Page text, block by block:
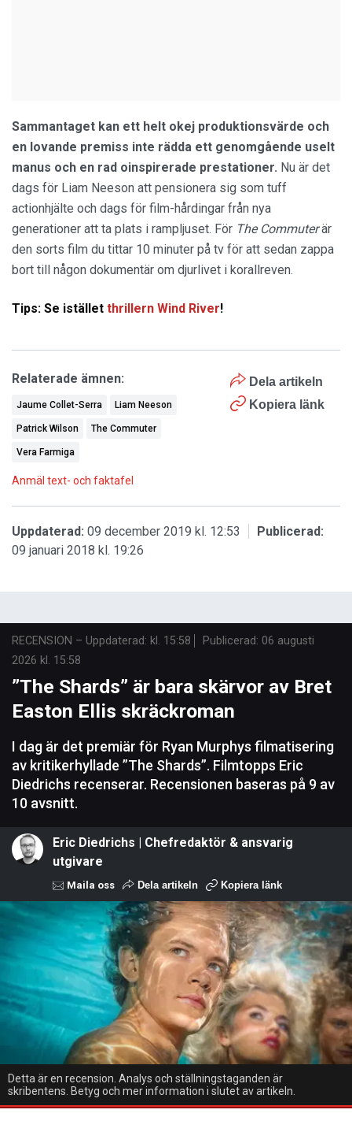
Sammantaget kan ett helt okej produktionsvärde och
en lovande premiss inte rädda ett genomgående uselt
manus och en rad oinspirerade prestationer. Nu är det
dags för Liam Neeson att pensionera sig som tuff
actionhjälte och dags för film-hårdingar från nya
generationer att ta plats i rampljuset. För The Commuterär
den sorts film du tittar 10 minuter på tv för att sedan zappa
bort till någon dokumentär om djurlivet i korallreven.
Tips: Se istället thrillern Wind River!
Dela artikeln
Kopiera länk
Relaterade ämnen:
Jaume Collet-Serra Liam Neeson
Patrick Wilson The Commuter
Vera Farmiga
Anmäl text- och faktafel
Uppdaterad: 09 december 2019 kl. 12:53
Publicerad:
09 januari 2018 kl. 19:26
RECENSION – Uppdaterad: kl. 15:58 Publicerad: 06 augusti
2026 kl. 15:58
”The Shards” är bara skärvor av Bret
Easton Ellis skräckroman
I dag är det premiär för Ryan Murphys filmatisering
av kritikerhyllade ”The Shards”. Filmtopps Eric
Diedrichs recenserar. Recensionen baseras på 9 av
10 avsnitt.
Eric Diedrichs | Chefredaktör & ansvarig
utgivare
Maila oss Dela artikeln Kopiera länk
Detta är en recension. Analys och ställningstaganden är
skribentens. Betyg och mer information i slutet av artikeln.